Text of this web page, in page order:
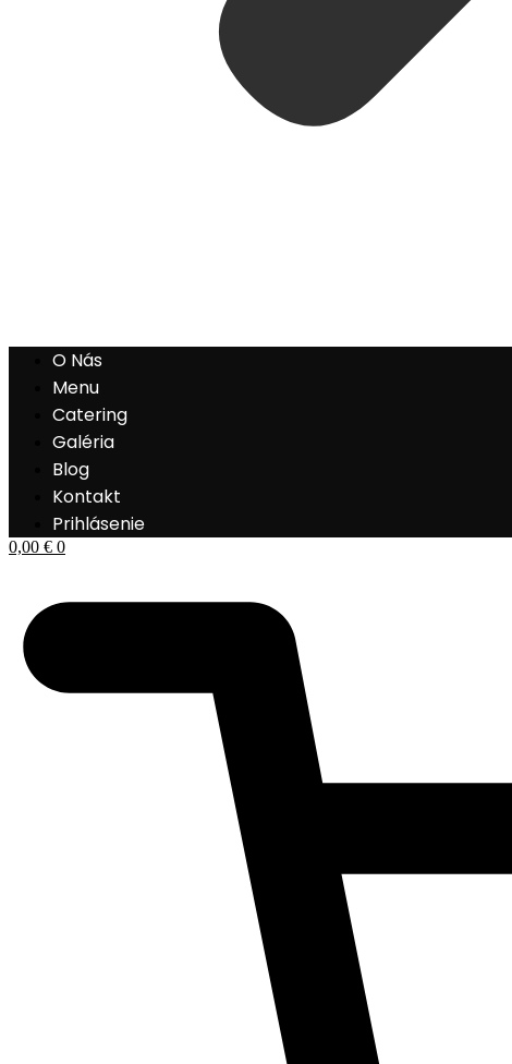
O Nás
Menu
Catering
Galéria
Blog
Kontakt
Prihlásenie
0,00 € 0